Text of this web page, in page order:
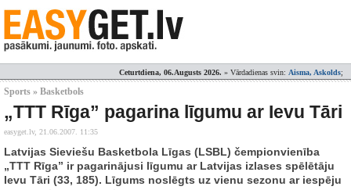
Ceturtdiena, 06.Augusts 2026. » Vārdadienas svin: Aisma, Askolds;
Sports » Basketbols
„TTT Rīga” pagarina līgumu ar Ievu Tāri
easyget.lv, 21.06.2007. 11:35
Latvijas Sieviešu Basketbola Līgas (LSBL) čempionvienība
„TTT Rīga” ir pagarinājusi līgumu ar Latvijas izlases spēlētāju
Ievu Tāri (33, 185). Līgums noslēgts uz vienu sezonu ar iespēju